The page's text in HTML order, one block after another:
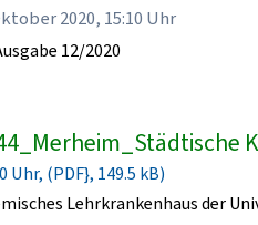
2020, 15:10 Uhr
12/2020
Uhr, (PDF}, 149.5 kB)
Lehrkrankenhaus der